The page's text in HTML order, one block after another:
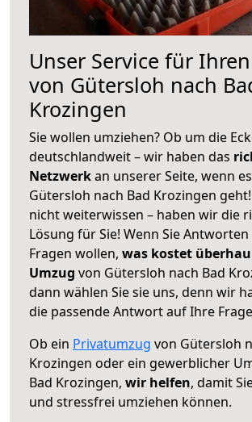
Unser Service für
von Gütersloh nach
Krozingen
Sie wollen umziehen? Ob um die
deutschlandweit – wir haben das
Netzwerkan unserer Seite, wenn
Gütersloh nach Bad Krozingen
nicht weiterwissen – haben wir die
Lösung für Sie! Wenn Sie
Fragen wollen, was kostet
Umzug von Gütersloh nach Bad
dann wählen Sie sie uns, denn wir
die passende Antwort auf Ihre
Ob ein Privatumzug von Gütersloh
Krozingen oder ein gewerblicher
Bad Krozingen, wir helfen, damit
und stressfrei umziehen können.